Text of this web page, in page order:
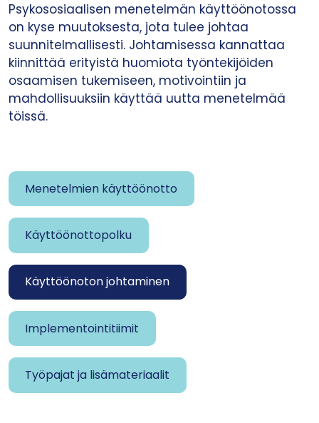
Psykososiaalisen menetelmän käyttöönotossa
on kyse muutoksesta, jota tulee johtaa
suunnitelmallisesti. Johtamisessa kannattaa
kiinnittää erityistä huomiota työntekijöiden
osaamisen tukemiseen, motivointiin ja
mahdollisuuksiin käyttää uutta menetelmää
töissä.
Menetelmien käyttöönotto
Käyttöönottopolku
Käyttöönoton johtaminen
Implementointitiimit
Työpajat ja lisämateriaalit